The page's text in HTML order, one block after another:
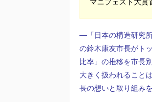
―「日本の構造研究
の鈴木康友市長がト
比率」の推移を市長
大きく扱われること
長の想いと取り組みを